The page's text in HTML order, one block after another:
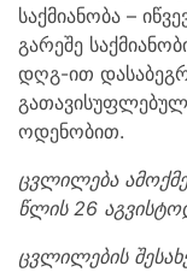
საქმიანობა –
გარეშე
დღგ-ით
ოდენობით.
ცვლილება ამოქმედდა ხელმოწერისთანავე, ანუ 2025
წლის 26
ცვლილების შესახებ დეტალური ინფორმაცია იხილეთ